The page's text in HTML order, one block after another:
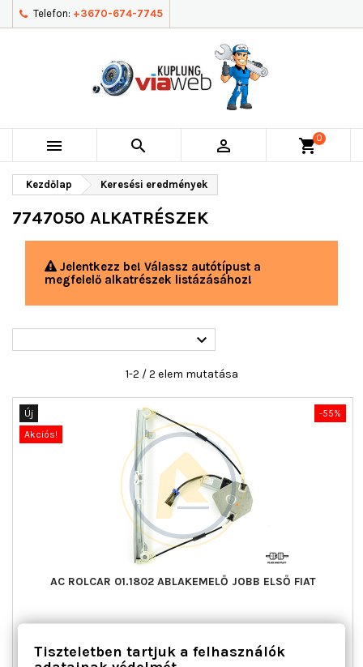
Telefon: +3670-674-7745
   shopping_cart0
Kezdőlap Keresési eredmények
7747050 ALKATRÉSZEK
Jelentkezz be! Válassz autótípust a
megfelelő alkatrészek listázásához!

1-2 / 2 elem mutatása
-55%
Új
Akciós!
AC ROLCAR 01.1802 ABLAKEMELŐ JOBB ELSŐ FIAT
cikk/kiegészítő info : Villanymotorral, Működési mód :
elektromos, Tömeg [kg] : 1,100
Tiszteletben tartjuk a felhasználók